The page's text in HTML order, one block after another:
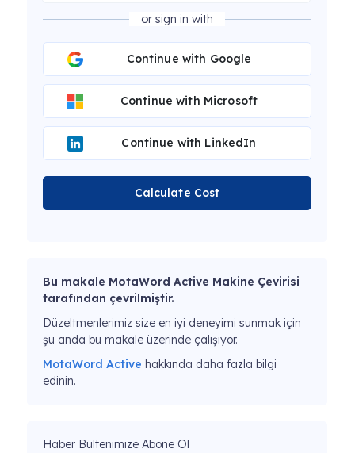
or sign in with
Continue with Google
Continue with Microsoft
Continue with LinkedIn
Calculate Cost
Bu makale MotaWord Active Makine Çevirisi
tarafından çevrilmiştir.
Düzeltmenlerimiz size en iyi deneyimi sunmak için
şu anda bu makale üzerinde çalışıyor.
MotaWord Active hakkında daha fazla bilgi
edinin.
Haber Bültenimize Abone Ol